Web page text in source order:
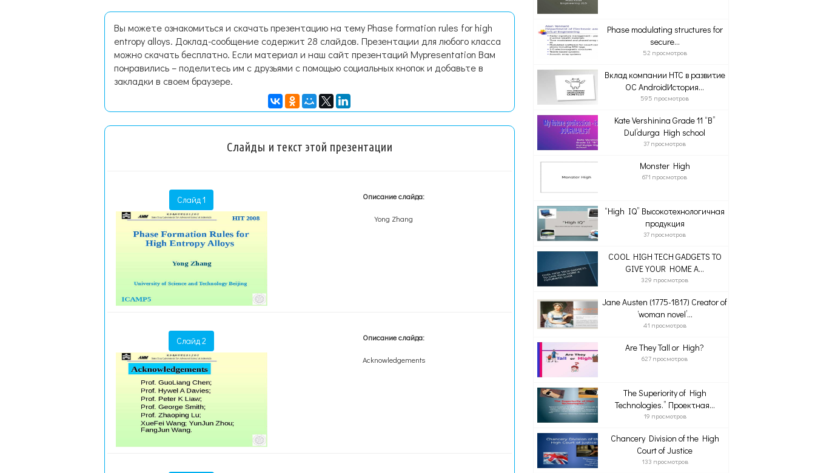
Вы можете ознакомиться и скачать презентацию на тему Phase formation rules for high
entropy alloys. Доклад-сообщение содержит 28 слайдов. Презентации для любого класса
можно скачать бесплатно. Если материал и наш сайт презентаций Mypresentation Вам
понравились – поделитесь им с друзьями с помощью социальных кнопок и добавьте в
закладки в своем браузере.
Слайды и текст этой презентации
Слайд 1 Описание слайда:
Yong Zhang
Слайд 2 Описание слайда:
Acknowledgements
Phase modulating structures for
secure...
52 просмотров
Вклад компании HTC в развитие
ОС AndroidИстория...
595 просмотров
Kate Vershinina Grade 11 “B”
Dul’durga High school
37 просмотров
Monster High
671 просмотров
“High IQ” Высокотехнологичная
продукция
37 просмотров
COOL HIGH TECH GADGETS TO
GIVE YOUR HOME A...
329 просмотров
Jane Austen (1775-1817) Creator of
‘woman novel’...
41 просмотров
Are They Tall or High?
627 просмотров
The Superiority of High
Technologies.” Проектная...
19 просмотров
Chancery Division of the High
Court of Justice
133 просмотров